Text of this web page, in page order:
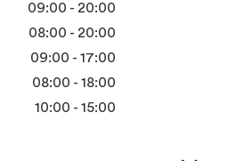
09:00 - 20:00
08:00 - 20:00
09:00 - 17:00
08:00 - 18:00
10:00 - 15:00